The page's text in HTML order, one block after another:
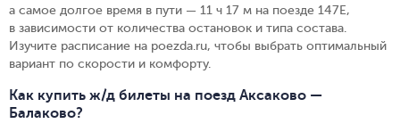
а самое долгое время в пути — 11 ч 17 м на поезде 147Е,
в зависимости от количества остановок и типа состава.
Изучите расписание на poezda.ru, чтобы выбрать оптимальный
вариант по скорости и комфорту.
Как купить ж/д билеты на поезд Аксаково —
Балаково?